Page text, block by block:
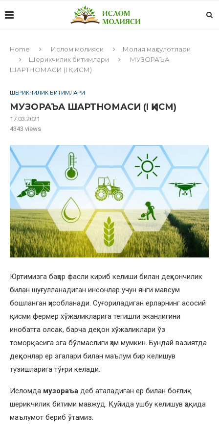
Home Ислом молияси
Молия маҳсулотлари
Шерикчилик битимлари
МУЗОРАЪА
ШАРТНОМАСИ (I ҚИСМ)
ШЕРИКЧИЛИК БИТИМЛАРИ
МУЗОРАЪА ШАРТНОМАСИ (I ҚИСМ)
17.03.2021
4343 views
Юртимизга баҳор фасли кириб келиши билан деҳқончилик
билан шуғулланадиган инсонлар учун янги мавсум
бошланган ҳисобланади. Суғориладиган ерларнинг асосий
қисми фермер хўжаликларига тегишли эканлигини
инобатга олсак, барча деҳқон хўжаликлари ўз
томорқасига эга бўлмаслиги ҳам мумкин. Бундай вазиятда
деҳқонлар ер эгалари билан маълум бир келишув
тузишларига тўғри келади.
Исломда музораъа деб аталадиган ер билан боғлиқ
шерикчилик битими мавжуд. Қуйида ушбу келишув ҳақида
маълумот бериб ўтамиз.